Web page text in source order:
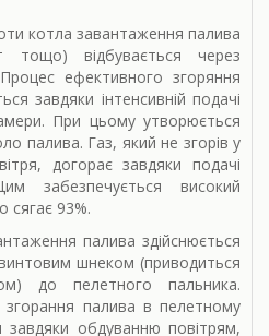
котла завантаження палива
тощо) відбувається через
ефективного згоряння
завдяки інтенсивній подачі
При цьому утворюється
палива. Газ, який не згорів у
догорає завдяки подачі
забезпечується високий
сягає 93%.
палива здійснюється
шнеком (приводиться
до пелетного пальника.
палива в пелетному
завдяки обдуванню повітрям,